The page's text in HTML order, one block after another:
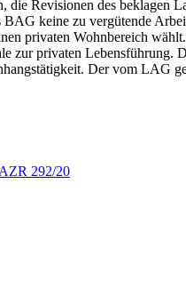
Revisionen des beklagen
keine zu vergütende
privaten Wohnbereich
zur privaten
Der vom LAG
292/20